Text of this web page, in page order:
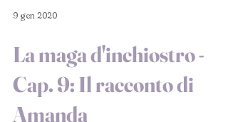
9 gen 2020
La maga d'inchiostro -